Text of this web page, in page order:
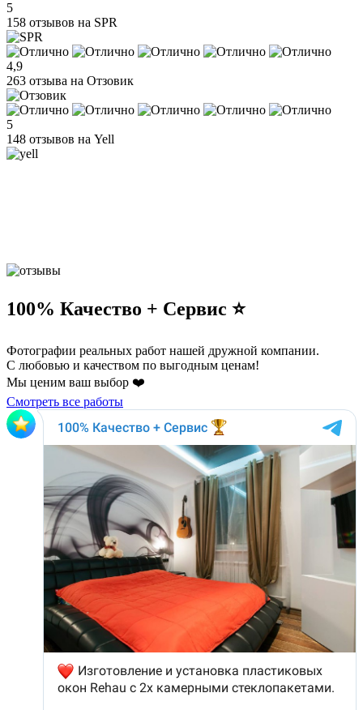
5
158 отзывов на SPR
4,9
263 отзыва на Отзовик
5
148 отзывов на Yell
100% Качество + Сервис ⭐️
Фотографии реальных работ нашей дружной компании.
С любовью и качеством по выгодным ценам!
Мы ценим ваш выбор ❤️
Смотреть все работы